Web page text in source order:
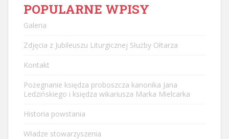
POPULARNE WPISY
Galeria
Zdjęcia z Jubileuszu Liturgicznej Służby Ołtarza
Kontakt
Pożegnanie księdza proboszcza kanonika Jana
Ledzińskiego i księdza wikariusza Marka Mielcarka
Historia powstania
Władze stowarzyszenia